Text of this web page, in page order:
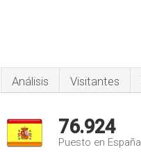
Análisis Visitantes
76.924
Puesto en España